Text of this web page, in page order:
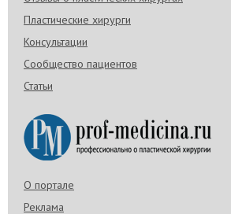
Пластические хирурги
Консультации
Сообщество пациентов
Статьи
О портале
Реклама